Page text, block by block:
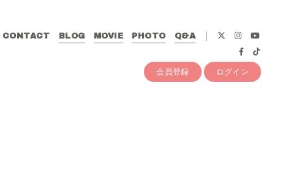
CONTACT BLOG MOVIE PHOTO Q&A
会員登録 ログイン